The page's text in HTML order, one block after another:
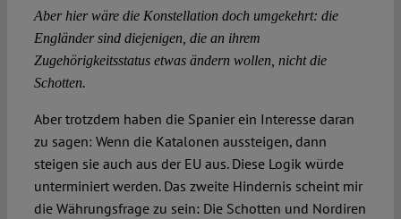
Aber hier wäre die Konstellation doch umgekehrt: die
Engländer sind diejenigen, die an ihrem
Zugehörigkeitsstatus etwas ändern wollen, nicht die
Schotten.
Aber trotzdem haben die Spanier ein Interesse daran
zu sagen: Wenn die Katalonen aussteigen, dann
steigen sie auch aus der EU aus. Diese Logik würde
unterminiert werden. Das zweite Hindernis scheint mir
die Währungsfrage zu sein: Die Schotten und Nordiren